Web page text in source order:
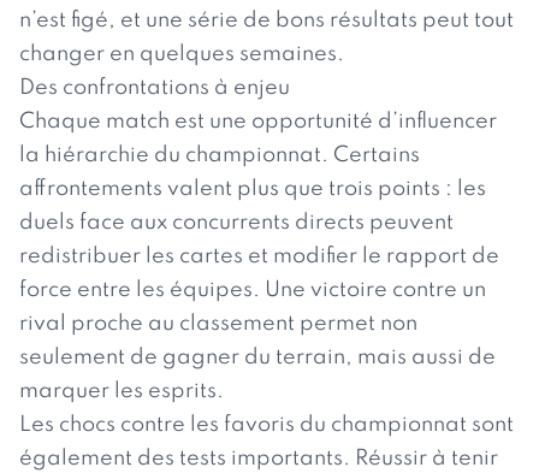
n’est figé, et une série de bons résultats peut tout
changer en quelques semaines.
Des confrontations à enjeu
Chaque match est une opportunité d’influencer
la hiérarchie du championnat. Certains
affrontements valent plus que trois points : les
duels face aux concurrents directs peuvent
redistribuer les cartes et modifier le rapport de
force entre les équipes. Une victoire contre un
rival proche au classement permet non
seulement de gagner du terrain, mais aussi de
marquer les esprits.
Les chocs contre les favoris du championnat sont
également des tests importants. Réussir à tenir